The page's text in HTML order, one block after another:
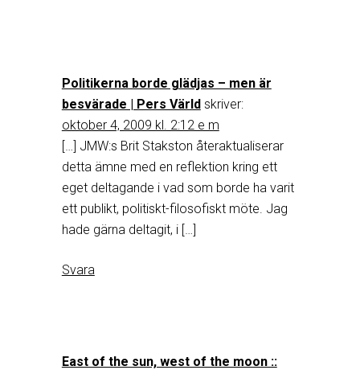
Politikerna borde glädjas – men är
besvärade | Pers Värld skriver:
oktober 4, 2009 kl. 2:12 e m
[…] JMW:s Brit Stakston återaktualiserar
detta ämne med en reflektion kring ett
eget deltagande i vad som borde ha varit
ett publikt, politiskt-filosofiskt möte. Jag
hade gärna deltagit, i […]
Svara
East of the sun, west of the moon ::